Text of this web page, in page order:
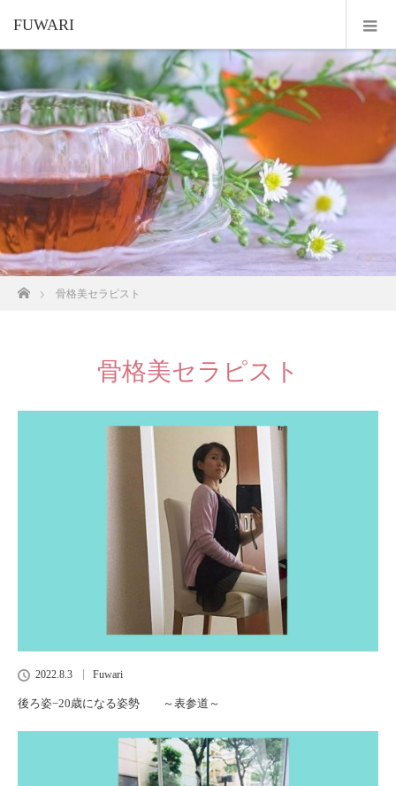
FUWARI
ホーム骨格美セラピスト
骨格美セラピスト
2022.8.3 Fuwari
後ろ姿−20歳になる姿勢 ～表参道～